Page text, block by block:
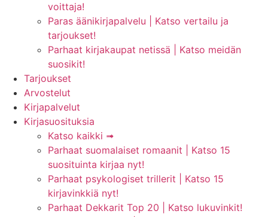
voittaja!
Paras äänikirjapalvelu | Katso vertailu ja
tarjoukset!
Parhaat kirjakaupat netissä | Katso meidän
suosikit!
Tarjoukset
Arvostelut
Kirjapalvelut
Kirjasuosituksia
Katso kaikki ➟
Parhaat suomalaiset romaanit | Katso 15
suosituinta kirjaa nyt!
Parhaat psykologiset trillerit | Katso 15
kirjavinkkiä nyt!
Parhaat Dekkarit Top 20 | Katso lukuvinkit!